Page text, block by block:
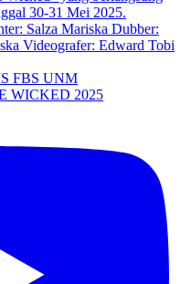
FBS UNM
WICKED 2025